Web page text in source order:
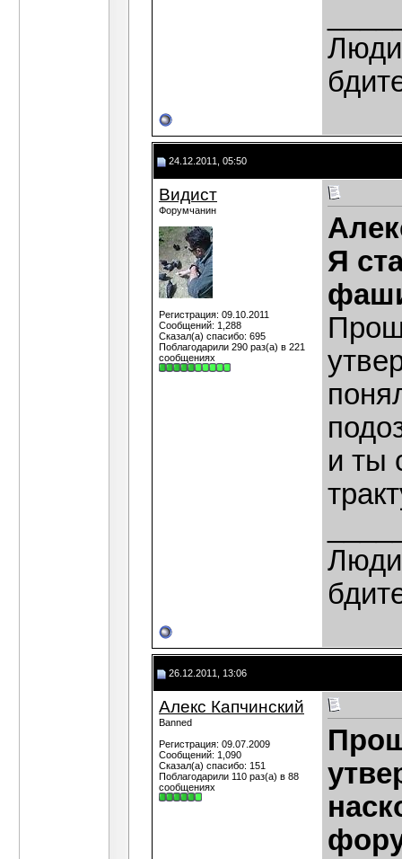
24.12.2011, 05:50
Видист
Форумчанин
Регистрация: 09.10.2011
Сообщений: 1,288
Сказал(а) спасибо: 695
Поблагодарили 290 раз(а) в 221
сообщениях
Я
и ты
26.12.2011, 13:06
Алекс Капчинский
Banned
Регистрация: 09.07.2009
Сообщений: 1,090
Сказал(а) спасибо: 151
Поблагодарили 110 раз(а) в 88
сообщениях